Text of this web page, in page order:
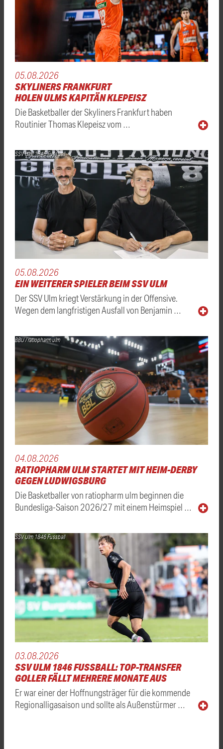
05.08.2026
SKYLINERS FRANKFURT
HOLEN ULMS KAPITÄN KLEPEISZ
Die Basketballer der Skyliners Frankfurt haben
Routinier Thomas Klepeisz vom …
SSV Ulm 1846 Fussball
05.08.2026
EIN WEITERER SPIELER BEIM SSV ULM
Der SSV Ulm kriegt Verstärkung in der Offensive.
Wegen dem langfristigen Ausfall von Benjamin …
BBU / ratiopharm ulm
04.08.2026
RATIOPHARM ULM STARTET MIT HEIM-DERBY
GEGEN LUDWIGSBURG
Die Basketballer von ratiopharm ulm beginnen die
Bundesliga-Saison 2026/27 mit einem Heimspiel …
SSV Ulm 1846 Fussball
03.08.2026
SSV ULM 1846 FUSSBALL: TOP-TRANSFER
GOLLER FÄLLT MEHRERE MONATE AUS
Er war einer der Hoffnungsträger für die kommende
Regionalligasaison und sollte als Außenstürmer …